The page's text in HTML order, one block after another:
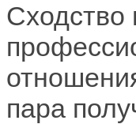
Сходство
пара